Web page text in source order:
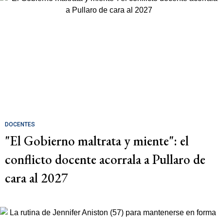
DOCENTES
"El Gobierno maltrata y miente": el
conflicto docente acorrala a Pullaro de
cara al 2027